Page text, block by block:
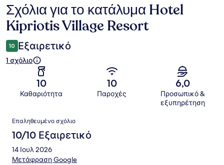
Σχόλια
Σχόλια για το κατάλυμα Hotel
Kipriotis Village Resort
10 Εξαιρετικό
1 σχόλιο
10
Καθαριότητα
10
Παροχές
6,0
Προσωπικό &
εξυπηρέτηση
Σχόλια
Επαληθευμένο σχόλιο
10/10 Εξαιρετικό
14 Ιουλ 2026
Μετάφραση Google